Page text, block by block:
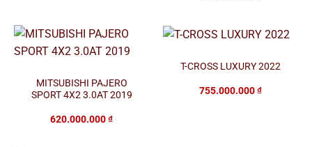
MITSUBISHI PAJERO
SPORT 4X2 3.0AT 2019
620.000.000₫
T-CROSS LUXURY 2022
755.000.000₫